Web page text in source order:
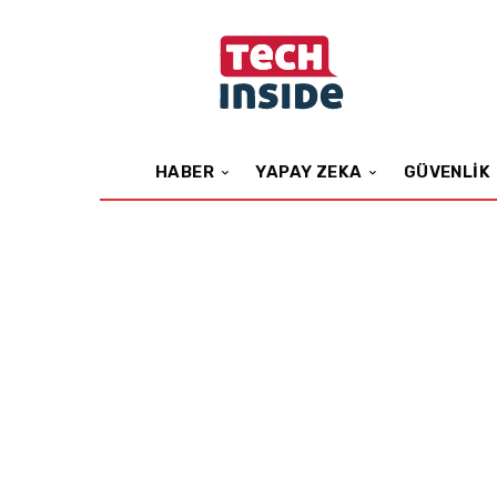
HABER YAPAY ZEKA GÜVENLIK